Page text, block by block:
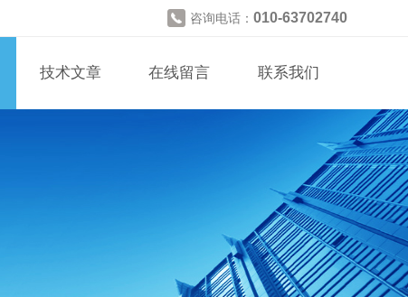
咨询电话： 010-63702740
技术文章 在线留言 联系我们